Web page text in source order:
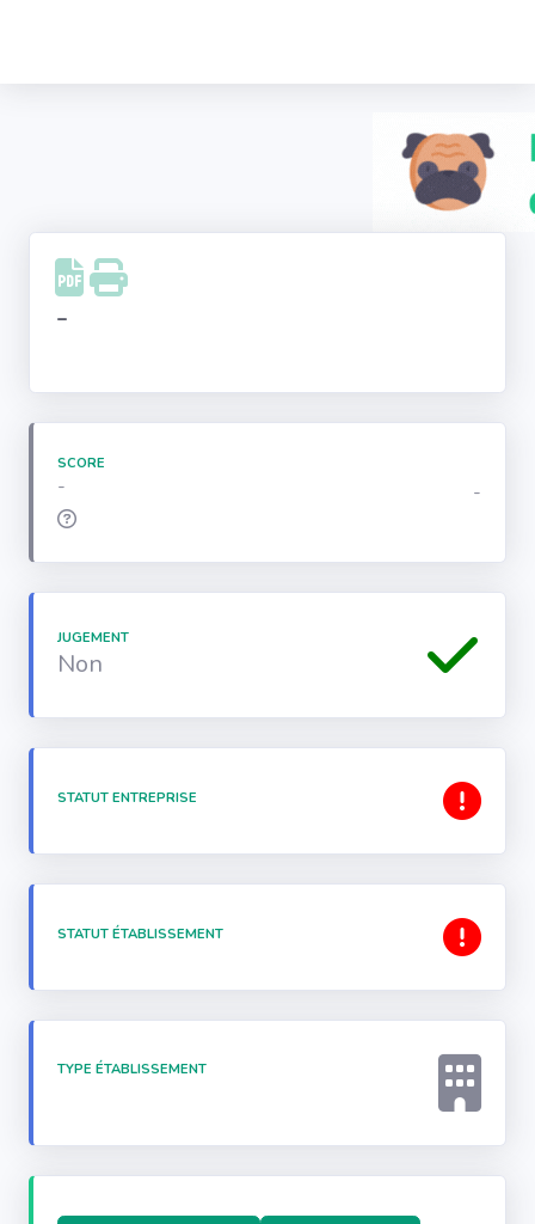
Facebook
Instagram
-
SCORE
- -
JUGEMENT
Non
STATUT ENTREPRISE
STATUT ÉTABLISSEMENT
TYPE ÉTABLISSEMENT